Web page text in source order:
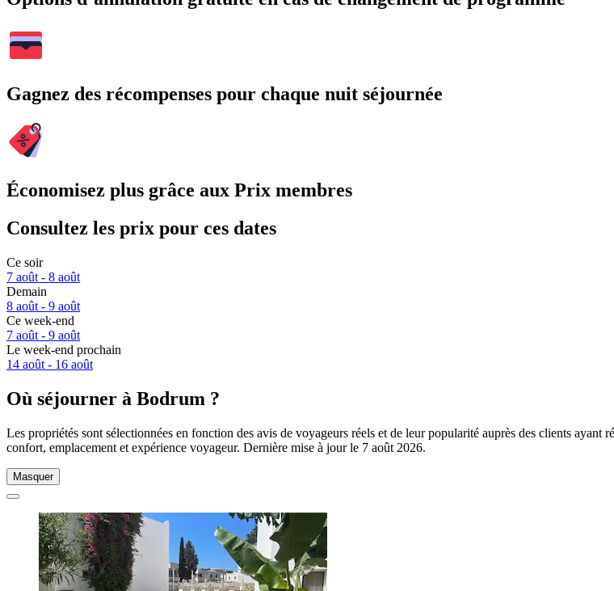
Gagnez des récompenses pour chaque nuit séjournée
Économisez plus grâce aux Prix membres
Consultez les prix pour ces dates
Ce soir
7 août - 8 août
Demain
8 août - 9 août
Ce week-end
7 août - 9 août
Le week-end prochain
14 août - 16 août
Où séjourner à Bodrum ?
Les propriétés sont sélectionnées en fonction des avis de voyageurs réels et de leur popularité auprès des clients
confort, emplacement et expérience voyageur. Dernière mise à jour le 7 août 2026.
Masquer